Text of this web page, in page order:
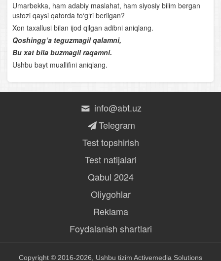
“Kuntug‘mish” dostoni
“Rustamxon” dostoni
Ahmad Yassaviy
Nosiriddin Burhoniddin o‘g‘li Rabg‘uziy
“Xamsa”chilik tarixidan
Alisher Navoiyning hayoti va ijodi
Navoiyning “Xamsa” asari
Umarbekka, ham adabiy maslahat, ham siyosiy bilim bergan
ustozi qaysi qatorda to‘g‘ri berilgan?
Xon taxallusi bilan ijod qilgan adibni aniqlang.
Qoshingg‘a teguzmagil qalamni,
Bu xat bila buzmagil raqamni.
Ushbu bayt muallifini aniqlang.
info@abt.uz
Telegram
Test topshirish
Test natijalari
Qabul 2024
Oliygohlar
Reklama
Foydalanish shartlari
Copyright © 2016-2026, Ushbu tizim Activemedia Solutions